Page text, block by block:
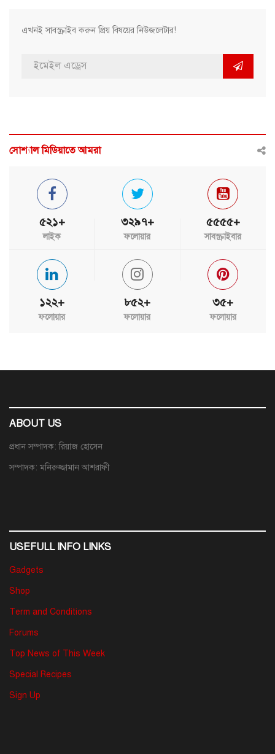
এখনই সাবস্ক্রাইব করুন প্রিয় বিষয়ের নিউজলেটার!
সোশ্যাল মিডিয়াতে আমরা
৫২১+
লাইক
৩২৯৭+
ফলোয়ার
৫৫৫৫+
সাবস্ক্রাইবার
১২২+
ফলোয়ার
৮৫২+
ফলোয়ার
৩৫+
ফলোয়ার
ABOUT US
প্রধান সম্পাদক: রিয়াজ হোসেন
সম্পাদক: মনিরুজ্জামান আশরাফী
USEFULL INFO LINKS
Gadgets
Shop
Term and Conditions
Forums
Top News of This Week
Special Recipes
Sign Up